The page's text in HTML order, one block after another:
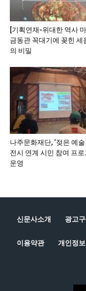
[기획연재-위대한 역사
금동관 꼭대기에 꽂힌 세
의 비밀
나주문화재단, ‘젖은 예술
전시 연계 시민 참여 프로
운영
신문사소개 광고
이용약관 개인정